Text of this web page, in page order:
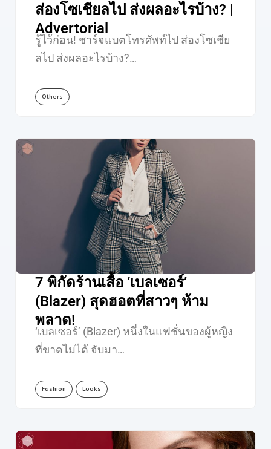
ส่องโซเชียลไป ส่งผลอะไรบ้าง? |
Advertorial
รู้ไว้ก่อน! ชาร์จแบตโทรศัพท์ไป ส่องโซเชีย
ลไป ส่งผลอะไรบ้าง?…
Others
7 พิกัดร้านเสื้อ ‘เบลเซอร์’
(Blazer) สุดฮอตที่สาวๆ ห้าม
พลาด!
‘เบลเซอร์’ (Blazer) หนึ่งในแฟชั่นของผู้หญิง
ที่ขาดไม่ได้ จับมา…
Fashion Looks